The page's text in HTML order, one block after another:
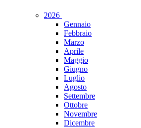
2026
Gennaio
Febbraio
Marzo
Aprile
Maggio
Giugno
Luglio
Agosto
Settembre
Ottobre
Novembre
Dicembre